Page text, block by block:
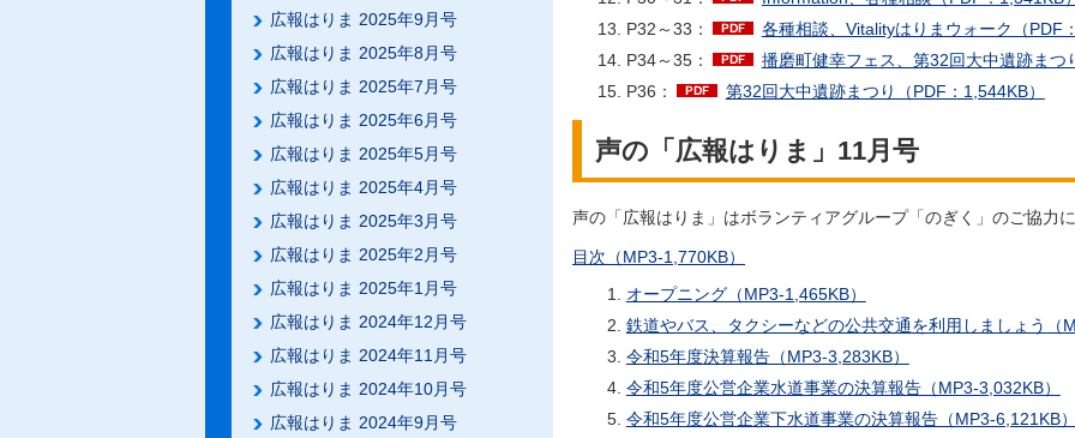
広報はりま 2025年9月号
広報はりま 2025年8月号
広報はりま 2025年7月号
広報はりま 2025年6月号
広報はりま 2025年5月号
広報はりま 2025年4月号
広報はりま 2025年3月号
広報はりま 2025年2月号
広報はりま 2025年1月号
広報はりま 2024年12月号
広報はりま 2024年11月号
広報はりま 2024年10月号
広報はりま 2024年9月号
P32～33：
各種相談、Vitalityはりまウォーク（PDF
P34～35：
播磨町健幸フェス、第32回大中遺跡まつ
P36：
第32回大中遺跡まつり（PDF：1,544KB）
声の「広報はりま」11月号
声の「広報はりま」はボランティアグループ「のぎく」のご協力
目次（MP3-1,770KB）
オープニング（MP3-1,465KB）
鉄道やバス、タクシーなどの公共交通を利用しましょう（
令和5年度決算報告（MP3-3,283KB）
令和5年度公営企業水道事業の決算報告（MP3-3,032KB）
令和5年度公営企業下水道事業の決算報告（MP3-6,121KB